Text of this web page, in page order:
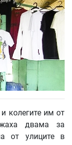
колегите им от
двама за
от улиците в